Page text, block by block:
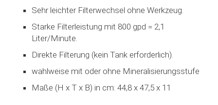
Sehr leichter Filterwechsel ohne Werkzeug.
Starke Filterleistung mit 800 gpd = 2,1
Liter/Minute.
Direkte Filterung (kein Tank erforderlich).
wahlweise mit oder ohne Mineralisierungsstufe
Maße (H x T x B) in cm: 44,8 x 47,5 x 11